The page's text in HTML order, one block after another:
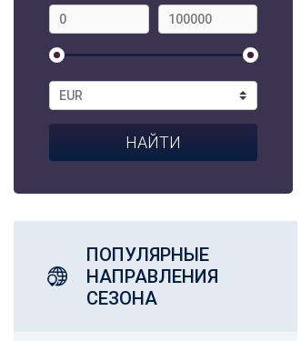
ПОПУЛЯРНЫЕ
НАПРАВЛЕНИЯ
СЕЗОНА